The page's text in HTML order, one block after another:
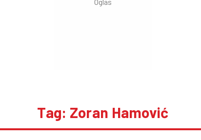
Tag: Zoran Hamović